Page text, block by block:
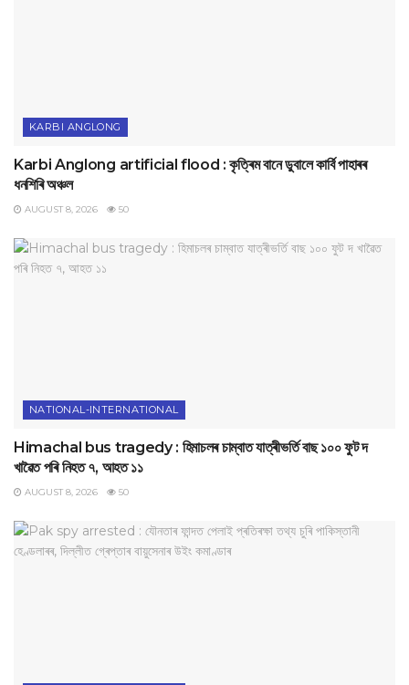
KARBI ANGLONG
Karbi Anglong artificial flood : কৃত্ৰিম বানে ডুবালে কাৰ্বি পাহাৰৰ
ধনশিৰি অঞ্চল
AUGUST 8, 2026 50
NATIONAL-INTERNATIONAL
Himachal bus tragedy : হিমাচলৰ চাম্বাত যাত্ৰীভৰ্তি বাছ ১০০ ফুট দ
খাৱৈত পৰি নিহত ৭, আহত ১১
AUGUST 8, 2026 50